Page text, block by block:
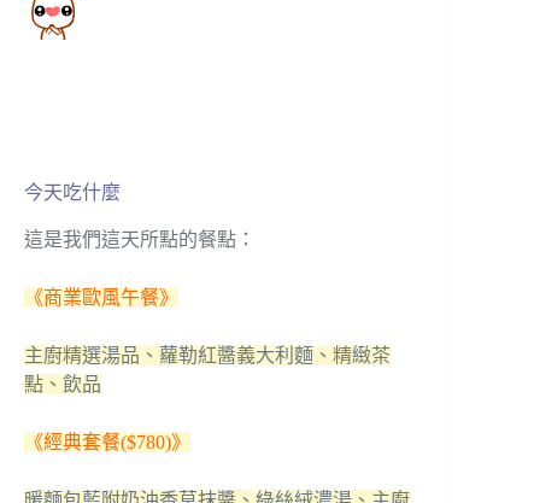
今天吃什麼
這是我們這天所點的餐點：
《商業歐風午餐》
主廚精選湯品、蘿勒紅醬義大利麵、精緻茶
點、飲品
《經典套餐($780)》